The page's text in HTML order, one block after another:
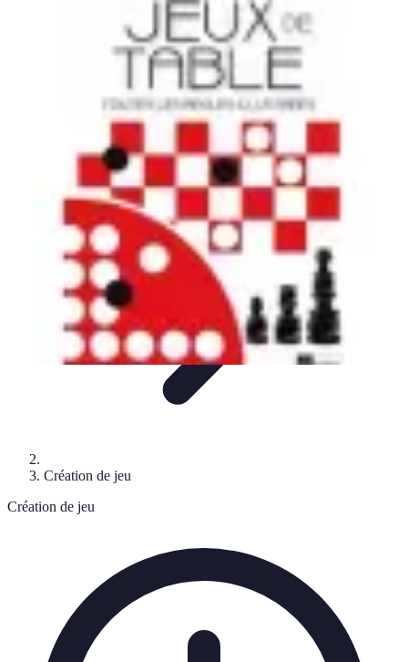
Astuces et conseils Création de JeuxJeux de
Création de jeux
Règles et Jeux
Création de jeu
Création de jeu